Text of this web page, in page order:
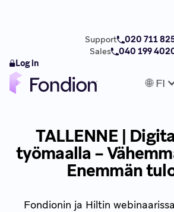
🌐 FI
Support
020 711
Sales
040 199
Log in
TALLENNE |
työmaalla –
Enemmän
Fondionin ja Hiltin